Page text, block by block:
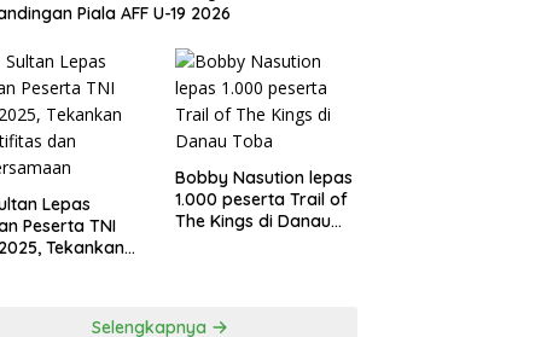
Piala AFF U-19 2026
Lepas
Peserta TNI
Tekankan
Bobby Nasution lepas
1.000 peserta Trail of
The Kings di Danau
Selengkapnya